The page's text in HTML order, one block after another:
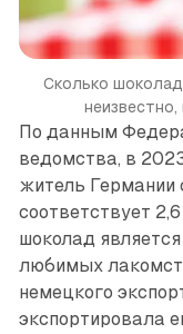
Сколько
По данным
ведомства, в
житель Германии
соответствует
шоколад
любимых
немецкого
экспортировала